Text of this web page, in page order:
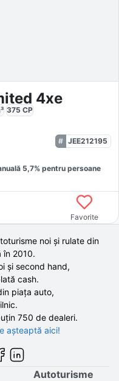
4xe
375 CP
JEE212195
5,7% pentru persoane
Favorite
noi și rulate din
în 2010.
și second hand,
cash.
piața auto,
750 de dealeri.
așteaptă aici!
Autoturisme